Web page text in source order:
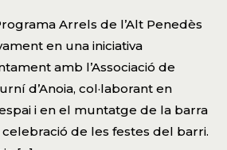
Arrels de l’Alt Penedès
en una iniciativa
amb l’Associació de
d’Anoia, col·laborant en
i en el muntatge de la barra
de les festes del barri.